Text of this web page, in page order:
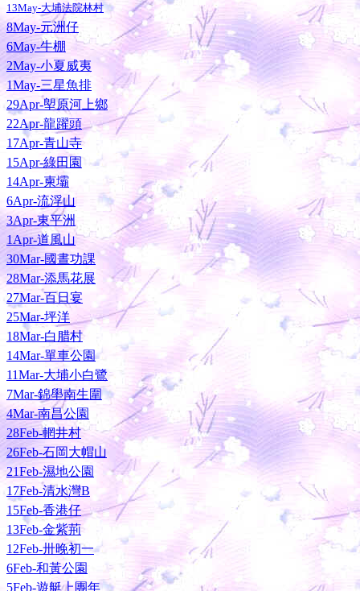
13May-大埔法院林村
8May-元洲仔
6May-牛棚
2May-小夏威夷
1May-三星魚排
29Apr-塱原河上鄉
22Apr-龍躍頭
17Apr-青山寺
15Apr-綠田園
14Apr-柬壩
6Apr-流浮山
3Apr-東平洲
1Apr-道風山
30Mar-國晝功課
28Mar-添馬花展
27Mar-百日宴
25Mar-坪洋
18Mar-白腊村
14Mar-單車公園
11Mar-大埔小白鷺
7Mar-錦壆南生圍
4Mar-南昌公園
28Feb-輞井村
26Feb-石岡大帽山
21Feb-濕地公園
17Feb-清水灣B
15Feb-香港仔
13Feb-金紫荊
12Feb-卅晚初一
6Feb-和黃公園
5Feb-遊艇上團年